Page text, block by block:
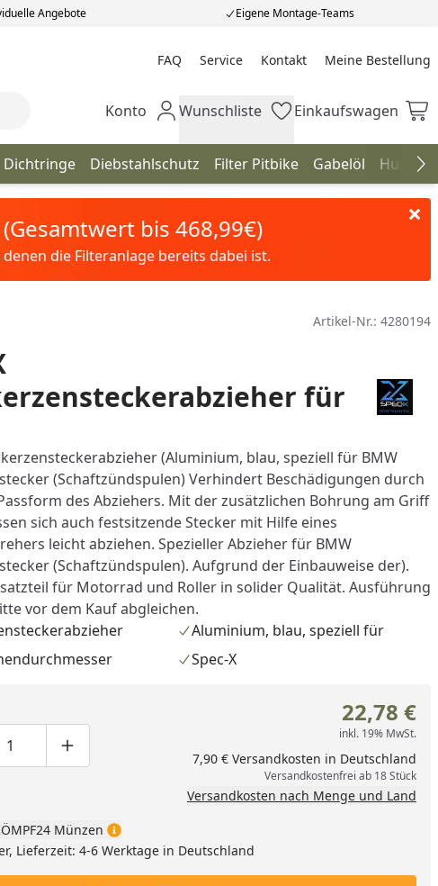
Angebote Eigene Montage-Teams
FAQ Service Kontakt Meine Bestellung
Meine Bestellung
Mein Konto
Konto Wunschliste
Wunschliste Einkaufswagen
Einkaufswagen
Dichtringe Diebstahlschutz Filter Pitbike Gabelöl Hupen
bis 468,99€)
die Filteranlage bereits dabei ist.
Artikel-Nr.: 4280194
für
(Aluminium, blau, speziell für BMW
(Schaftzündspulen) Verhindert Beschädigungen durch
des Abziehers. Mit der zusätzlichen Bohrung am Griff
sich auch festsitzende Stecker mit Hilfe eines
leicht abziehen. Spezieller Abzieher für BMW
(Schaftzündspulen). Aufgrund der Einbauweise der).
für Motorrad und Roller in solider Qualität. Ausführung
vor dem Kauf abgleichen.
Aluminium, blau, speziell für
Spec-X
um eins verringern
Produktmenge manuell eingeben
Produktmenge um eins erhöhen
22,78 €
inkl. 19% MwSt.
7,90 € Versandkosten in Deutschland
Versandkostenfrei ab 18 Stück
Versandkosten nach Menge und Land
Münzen
Lieferzeit: 4-6 Werktage in Deutschland